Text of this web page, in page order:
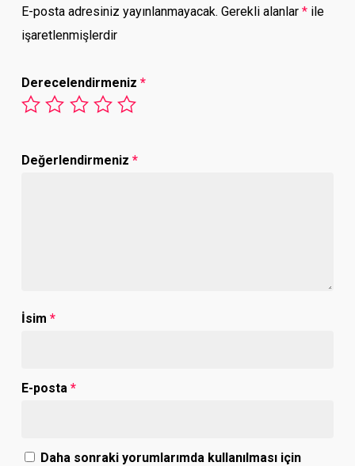
E-posta adresiniz yayınlanmayacak. Gerekli alanlar *ile
işaretlenmişlerdir
Derecelendirmeniz *
Değerlendirmeniz *
İsim *
E-posta *
Daha sonraki yorumlarımda kullanılması için